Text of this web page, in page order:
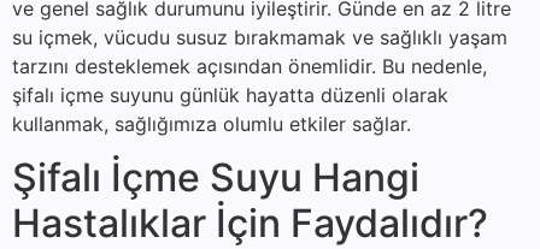
ve genel sağlık durumunu iyileştirir. Günde en az 2 litre
su içmek, vücudu susuz bırakmamak ve sağlıklı yaşam
tarzını desteklemek açısından önemlidir. Bu nedenle,
şifalı içme suyunu günlük hayatta düzenli olarak
kullanmak, sağlığımıza olumlu etkiler sağlar.
Şifalı İçme Suyu Hangi
Hastalıklar İçin Faydalıdır?